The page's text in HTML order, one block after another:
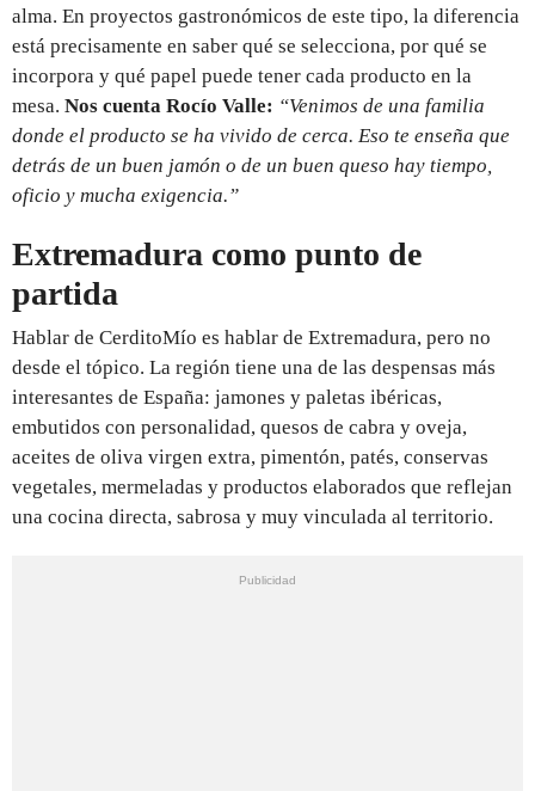
alma. En proyectos gastronómicos de este tipo, la diferencia
está precisamente en saber qué se selecciona, por qué se
incorpora y qué papel puede tener cada producto en la
mesa. Nos cuenta Rocío Valle: “Venimos de una familia
donde el producto se ha vivido de cerca. Eso te enseña que
detrás de un buen jamón o de un buen queso hay tiempo,
oficio y mucha exigencia.”
Extremadura como punto de
partida
Hablar de CerditoMío es hablar de Extremadura, pero no
desde el tópico. La región tiene una de las despensas más
interesantes de España: jamones y paletas ibéricas,
embutidos con personalidad, quesos de cabra y oveja,
aceites de oliva virgen extra, pimentón, patés, conservas
vegetales, mermeladas y productos elaborados que reflejan
una cocina directa, sabrosa y muy vinculada al territorio.